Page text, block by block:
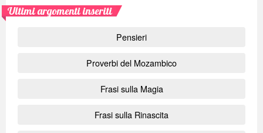
Ultimi argomenti inseriti
Pensieri
Proverbi del Mozambico
Frasi sulla Magia
Frasi sulla Rinascita